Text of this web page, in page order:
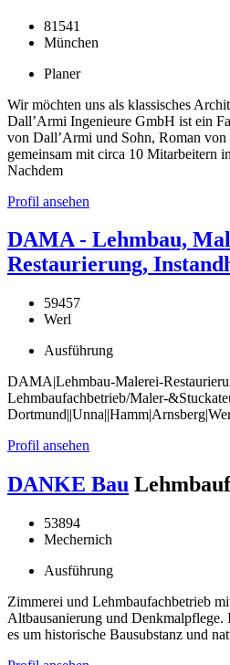
81541
München
Planer
Wir möchten uns als klassisches
Dall’Armi Ingenieure GmbH ist ein
von Dall’Armi und Sohn, Roman
gemeinsam mit circa 10 Mitarbeitern
Nachdem
Profil ansehen
DAMA - Lehmbau,
Restaurierung,
59457
Werl
Ausführung
DAMA|Lehmbau-Malerei-
Lehmbaufachbetrieb/Maler-
Profil ansehen
DANKE Bau
53894
Mechernich
Ausführung
Zimmerei und Lehmbaufachbetrieb
Altbausanierung und Denkmalpflege.
es um historische Bausubstanz und